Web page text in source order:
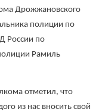
Дрожжановского
полиции по
России по
Рамиль
отметил, что
из нас вносить свой